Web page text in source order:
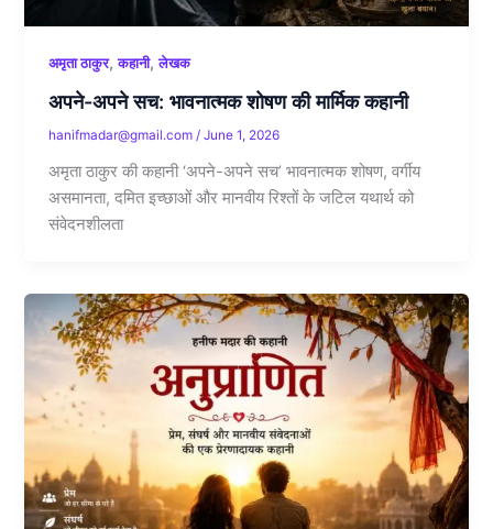
अमृता ठाकुर,कहानी,लेखक
अपने-अपने सच: भावनात्मक शोषण की मार्मिक कहानी
hanifmadar@gmail.com/June 1, 2026
अमृता ठाकुर की कहानी ‘अपने-अपने सच’ भावनात्मक शोषण, वर्गीय
असमानता, दमित इच्छाओं और मानवीय रिश्तों के जटिल यथार्थ को
संवेदनशीलता